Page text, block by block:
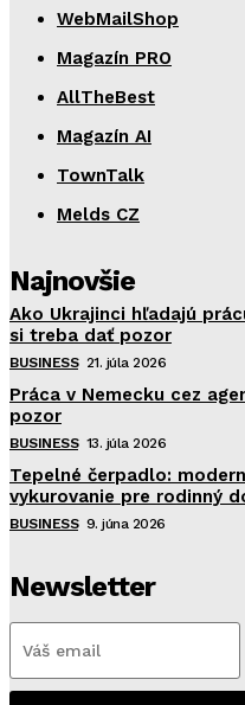
WebMailShop
Magazín PRO
AllTheBest
Magazín AI
TownTalk
Melds CZ
Najnovšie
Ako Ukrajinci hľadajú
si treba dať pozor
BUSINESS 21. júla 2026
Práca v Nemecku cez
pozor
BUSINESS 13. júla 2026
Tepelné čerpadlo:
vykurovanie pre rodinný
BUSINESS 9. júna 2026
Newsletter